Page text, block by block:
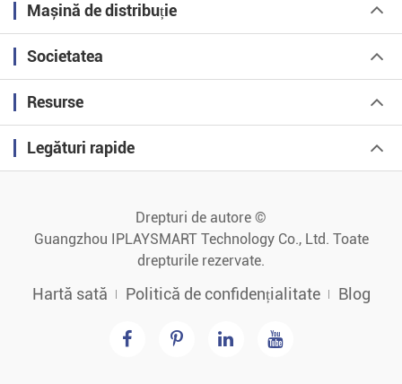
Mașină de distribuție
Societatea
Resurse
Legături rapide
Drepturi de autore ©
Guangzhou IPLAYSMART Technology Co., Ltd. Toate
drepturile rezervate.
Hartă sată Politică de confidențialitate Blog